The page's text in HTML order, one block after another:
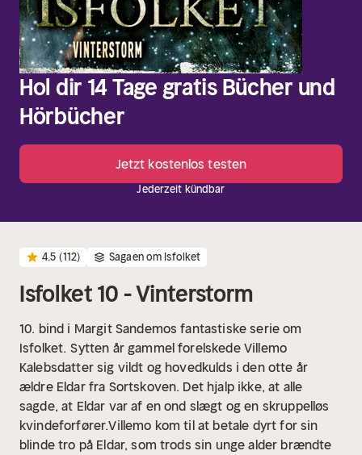
Hol dir 14 Tage gratis Bücher und
Hörbücher
Jetzt kostenlos testen
Jederzeit kündbar
4.5 (112) Sagaen om Isfolket
Isfolket 10 - Vinterstorm
10. bind i Margit Sandemos fantastiske serie om
Isfolket. Sytten år gammel forelskede Villemo
Kalebsdatter sig vildt og hovedkulds i den otte år
ældre Eldar fra Sortskoven. Det hjalp ikke, at alle
sagde, at Eldar var af en ond slægt og en skruppelløs
kvindeforfører.Villemo kom til at betale dyrt for sin
blinde tro på Eldar, som trods sin unge alder brændte